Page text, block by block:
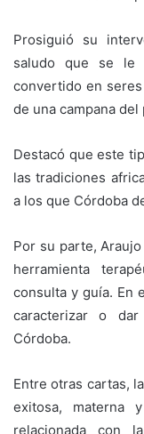
Prosiguió su
saludo que se le
convertido en
de una campana del
Destacó que este
las tradiciones
a los que Córdoba
Por su parte,
herramienta
consulta y guía. En
caracterizar o
Córdoba.
Entre otras cartas,
exitosa, materna
relacionada con